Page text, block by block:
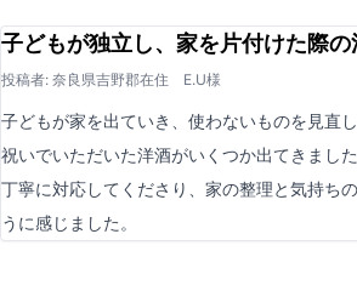
子どもが独立し、家を片付けた際
投稿者: 奈良県吉野郡在住 E.U様
子どもが家を出ていき、使わないものを見直
祝いでいただいた洋酒がいくつか出てきまし
丁寧に対応してくださり、家の整理と気持ち
うに感じました。